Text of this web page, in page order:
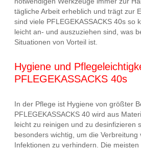
tägliche Arbeit erheblich und trägt zur
sind viele PFLEGEKASSACKS 40s so
leicht an- und auszuziehen sind, was
Situationen von Vorteil ist.
Hygiene und
PFLEGEKASSACKS 40s
In der Pflege ist Hygiene von größter
PFLEGEKASSACKS 40 wird aus
leicht zu reinigen und zu desinfizieren
besonders wichtig, um die Verbreitung
Infektionen zu verhindern. Die meisten